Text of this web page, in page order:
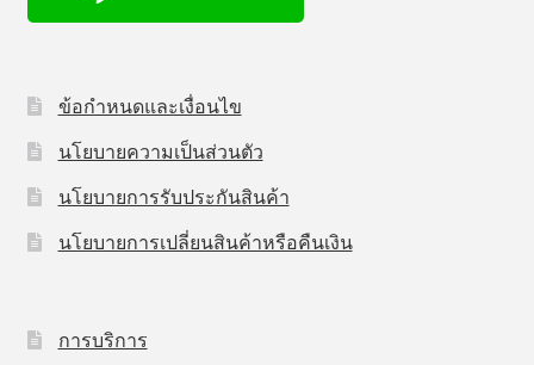
ข้อกำหนดและเงื่อนไข
นโยบายความเป็นส่วนตัว
นโยบายการรับประกันสินค้า
นโยบายการเปลี่ยนสินค้าหรือคืนเงิน
การบริการ